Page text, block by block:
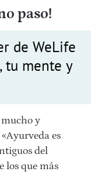
paso!
de WeLife
tu mente y
mucho y
es
del
los que más